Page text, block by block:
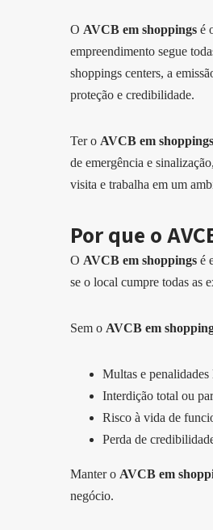
O AVCB em shoppings é
empreendimento segue
shoppings centers, a
proteção e credibilidade.
Ter o AVCB em shoppings
de emergência e
visita e trabalha em um
Por que o
O AVCB em shoppings é
se o local cumpre todas as
Sem o AVCB em
Multas e penalidades
Interdição total ou
Risco à vida de
Perda de
Manter o AVCB em
negócio.